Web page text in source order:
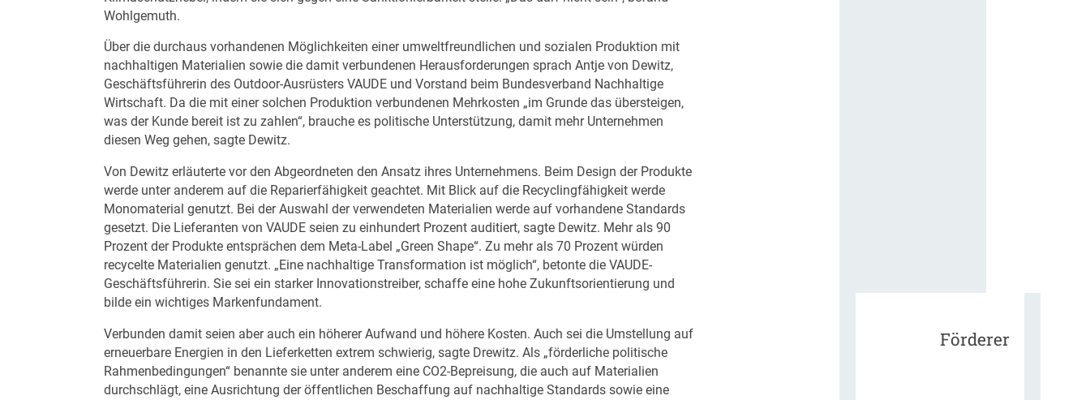
Wohlgemuth.
Über die durchaus vorhandenen Möglichkeiten einer umweltfreundlichen und sozialen Produktion mit
nachhaltigen Materialien sowie die damit verbundenen Herausforderungen sprach Antje von Dewitz,
Geschäftsführerin des Outdoor-Ausrüsters VAUDE und Vorstand beim Bundesverband Nachhaltige
Wirtschaft. Da die mit einer solchen Produktion verbundenen Mehrkosten „im Grunde das übersteigen,
was der Kunde bereit ist zu zahlen“, brauche es politische Unterstützung, damit mehr Unternehmen
diesen Weg gehen, sagte Dewitz.
Von Dewitz erläuterte vor den Abgeordneten den Ansatz ihres Unternehmens. Beim Design der Produkte
werde unter anderem auf die Reparierfähigkeit geachtet. Mit Blick auf die Recyclingfähigkeit werde
Monomaterial genutzt. Bei der Auswahl der verwendeten Materialien werde auf vorhandene Standards
gesetzt. Die Lieferanten von VAUDE seien zu einhundert Prozent auditiert, sagte Dewitz. Mehr als 90
Prozent der Produkte entsprächen dem Meta-Label „Green Shape“. Zu mehr als 70 Prozent würden
recycelte Materialien genutzt. „Eine nachhaltige Transformation ist möglich“, betonte die VAUDE-
Geschäftsführerin. Sie sei ein starker Innovationstreiber, schaffe eine hohe Zukunftsorientierung und
bilde ein wichtiges Markenfundament.
Verbunden damit seien aber auch ein höherer Aufwand und höhere Kosten. Auch sei die Umstellung auf
erneuerbare Energien in den Lieferketten extrem schwierig, sagte Drewitz. Als „förderliche politische
Rahmenbedingungen“ benannte sie unter anderem eine CO2-Bepreisung, die auch auf Materialien
durchschlägt, eine Ausrichtung der öffentlichen Beschaffung auf nachhaltige Standards sowie eine
Förderer